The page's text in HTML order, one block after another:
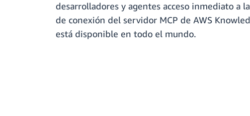
desarrolladores y agentes acceso inmediato a
de conexión del servidor MCP de AWS
está disponible en todo el mundo.